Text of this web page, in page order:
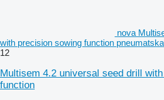
nova
with precision sowing function
12
Multisem 4.2 universal seed drill
function